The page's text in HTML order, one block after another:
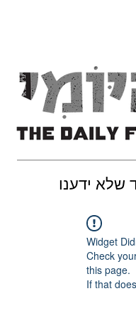
שלא ידענו
Widget
Check
this page.
If that